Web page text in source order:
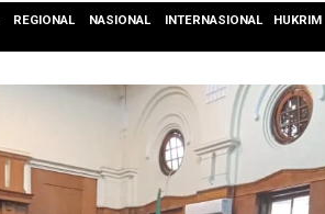
REGIONAL NASIONAL INTERNASIONAL HUKRIM